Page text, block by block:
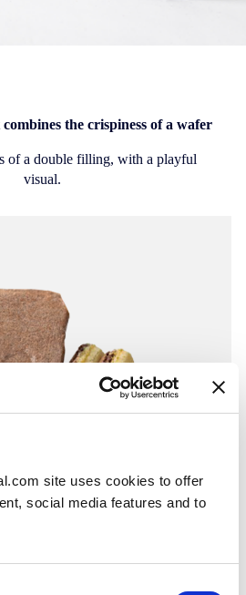
site uses cookies to offer
social media features and to
the crispiness of a wafer
of a double filling, with a playful
visual.